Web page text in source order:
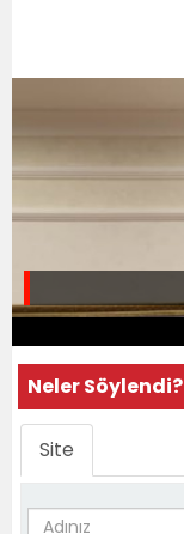
Neler Söylendi?
Site